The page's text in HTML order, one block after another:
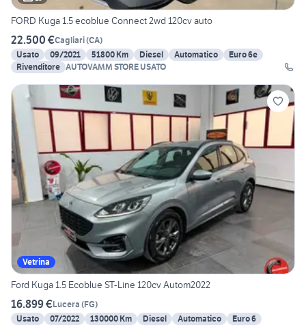
FORD Kuga 1.5 ecoblue Connect 2wd 120cv auto
22.500 €Cagliari(CA)
Usato
09/2021 51800 Km Diesel Automatico
Euro 6e
Rivenditore AUTOVAMM STORE USATO
Vetrina
Ford Kuga 1.5 Ecoblue ST-Line 120cv Autom2022
16.899 €Lucera (FG)
Usato
07/2022 130000 Km Diesel Automatico
Euro 6